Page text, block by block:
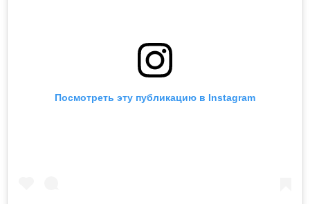
Посмотреть эту публикацию в Instagram